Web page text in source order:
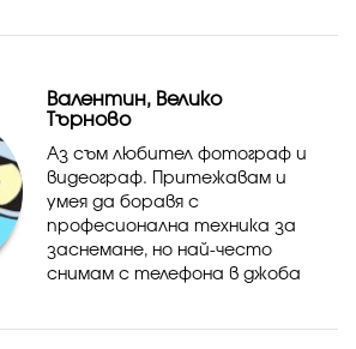
сайта на хотела и социал...
Валентин, Велико
Търново
Аз съм любител фотограф и
видеограф. Притежавам и
умея да боравя с
професионална техника за
заснемане, но най-често
снимам с телефона в джоба